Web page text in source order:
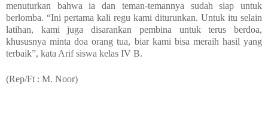
menuturkan bahwa ia dan teman-temannya sudah siap untuk
berlomba. “Ini pertama kali regu kami diturunkan. Untuk itu selain
latihan, kami juga disarankan pembina untuk terus berdoa,
khususnya minta doa orang tua, biar kami bisa meraih hasil yang
terbaik”, kata Arif siswa kelas IV B.
(Rep/Ft : M. Noor)